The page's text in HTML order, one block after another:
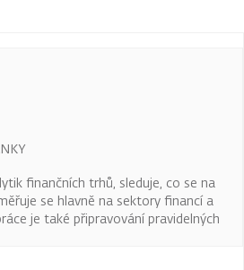
finančních trhů, sleduje, co se na
se hlavně na sektory financí a
je také připravování pravidelných